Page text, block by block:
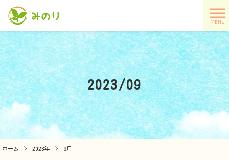
MENU
2023/09
ホーム > 2023年 > 9月